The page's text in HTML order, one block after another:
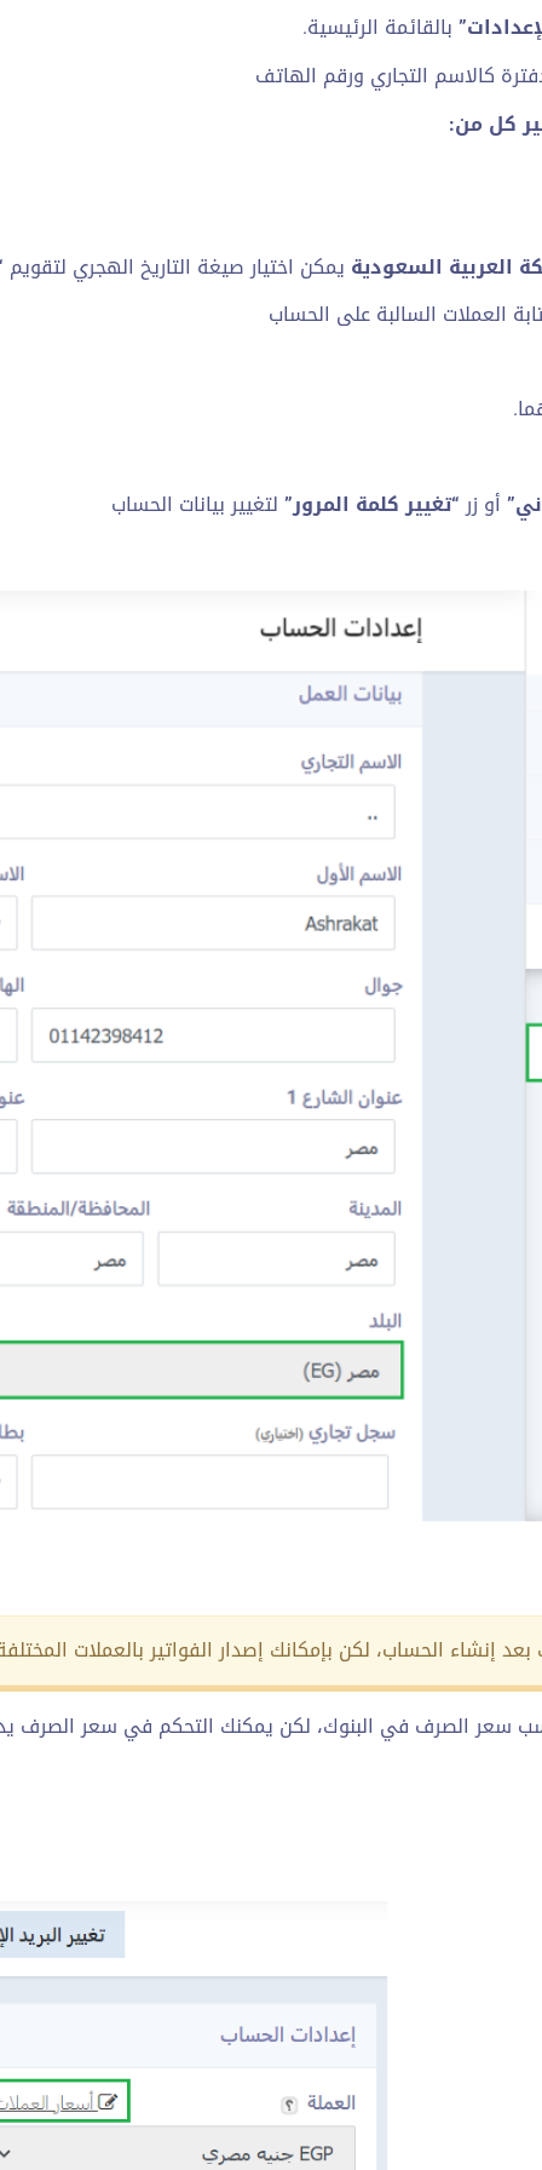
بالقائمة الرئيسية.
كالاسم التجاري ورقم الهاتف
كل من:
العربية السعودية يمكن اختيار صيغة التاريخ الهجري لتقويم
العملات السالبة على الحساب
أو زر“تغيير كلمة المرور”لتغيير بيانات الحساب
إنشاء الحساب، لكن بإمكانك إصدار الفواتير بالعملات
سعر الصرف في البنوك، لكن يمكنك التحكم في سعر الصرف